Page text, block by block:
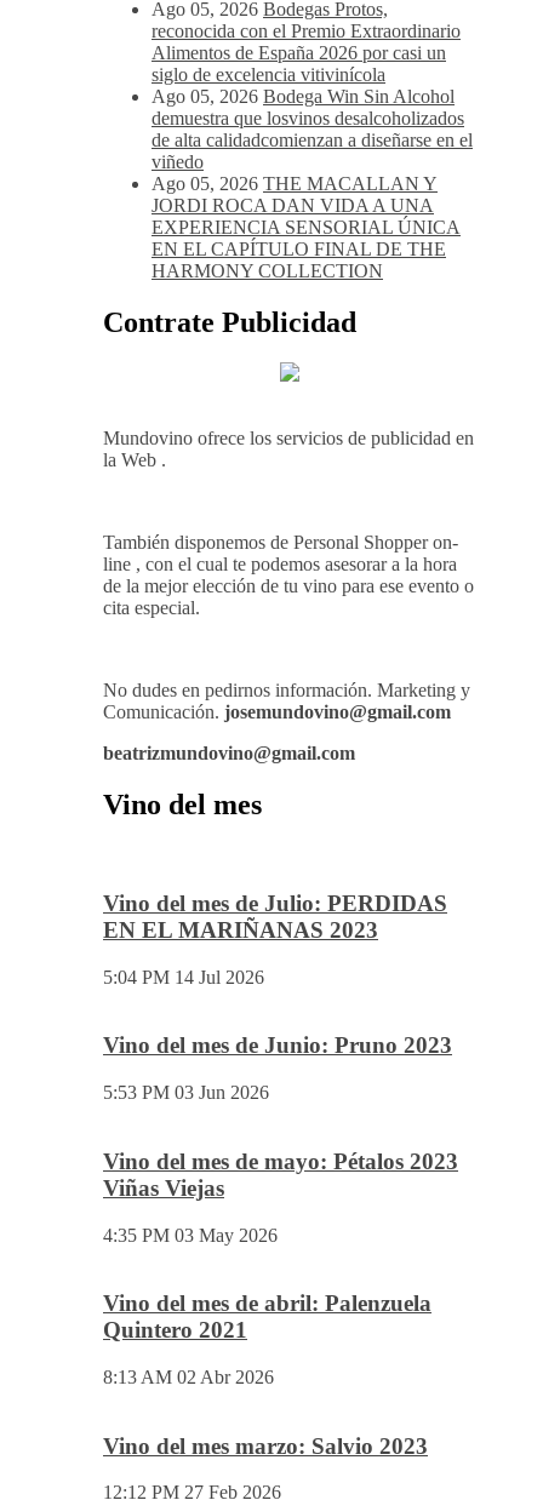
Ago 05, 2026 La D.O. Cariñena prevé
vendimiar este año hasta 5 millones de
kilos de uva más que en 2025
Ago 05, 2026 Noites Méndez-Rojo
despide el verano por todo lo alto entre
viñedos, vino y mucho humor
Ago 05, 2026 Bodegas Protos,
reconocida con el Premio Extraordinario
Alimentos de España 2026 por casi un
siglo de excelencia vitivinícola
Ago 05, 2026 Bodega Win Sin Alcohol
demuestra que losvinos desalcoholizados
de alta calidadcomienzan a diseñarse en el
Ago 05, 2026 THE MACALLAN Y
EXPERIENCIA SENSORIAL ÚNICA
EN EL CAPÍTULO FINAL DE THE
Contrate Publicidad
Mundovino ofrece los servicios de publicidad en
la Web .
También disponemos de Personal Shopper on-
line , con el cual te podemos asesorar a la hora
de la mejor elección de tu vino para ese evento o
cita especial.
Vino del mes
Vino del mes de Julio: PERDIDAS
Vino del mes de Junio: Pruno 2023
5:53 PM 03 Jun 2026
Vino del mes de mayo: Pétalos 2023
Viñas Viejas
4:35 PM 03 May 2026
Vino del mes de abril: Palenzuela
Quintero 2021